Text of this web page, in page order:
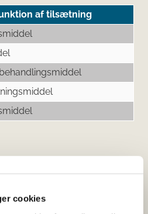
cookies
af tilsætning
detaljerede